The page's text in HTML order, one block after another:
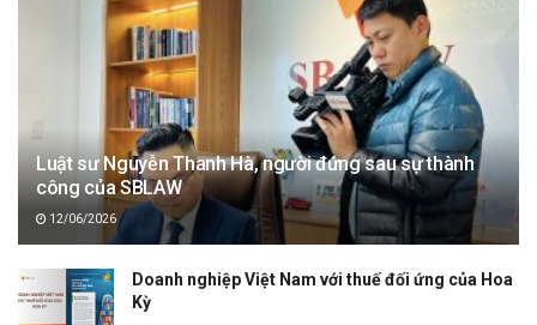
Luật sư Nguyễn Thanh Hà, người đứng sau sự thành
công của SBLAW
12/06/2026
Doanh nghiệp Việt Nam với thuế đối ứng của Hoa
Kỳ